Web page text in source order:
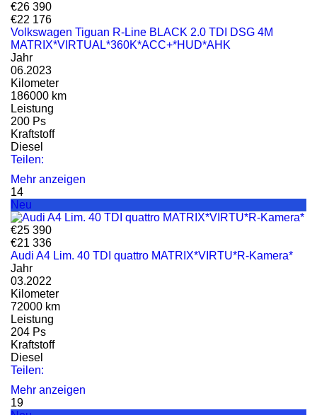
€26 390
€22 176
Volkswagen Tiguan R-Line BLACK 2.0 TDI DSG 4M
MATRIX*VIRTUAL*360K*ACC+*HUD*AHK
Jahr
06.2023
Kilometer
186000 km
Leistung
200 Ps
Kraftstoff
Diesel
Teilen:
Mehr anzeigen
14
Neu
€25 390
€21 336
Audi A4 Lim. 40 TDI quattro MATRIX*VIRTU*R-Kamera*
Jahr
03.2022
Kilometer
72000 km
Leistung
204 Ps
Kraftstoff
Diesel
Teilen:
Mehr anzeigen
19